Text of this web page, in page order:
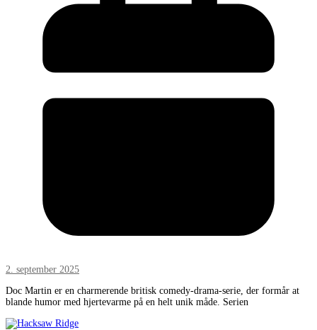
2. september 2025
Doc Martin er en charmerende britisk comedy-drama-serie, der formår at
blande humor med hjertevarme på en helt unik måde. Serien